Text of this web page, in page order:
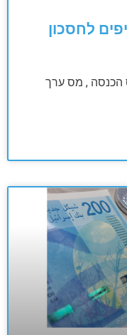
לחסכון
הכנסה , מס ערך